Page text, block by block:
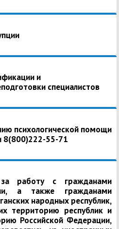
и
специалистов
психологической помощи
8(800)222-55-71
работу с гражданами
а также гражданами
народных республик,
территорию республик и
Российской Федерации,